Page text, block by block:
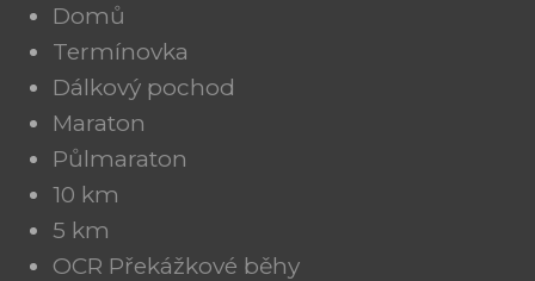
Domů
Termínovka
Dálkový pochod
Maraton
Půlmaraton
10 km
5 km
OCR Překážkové běhy